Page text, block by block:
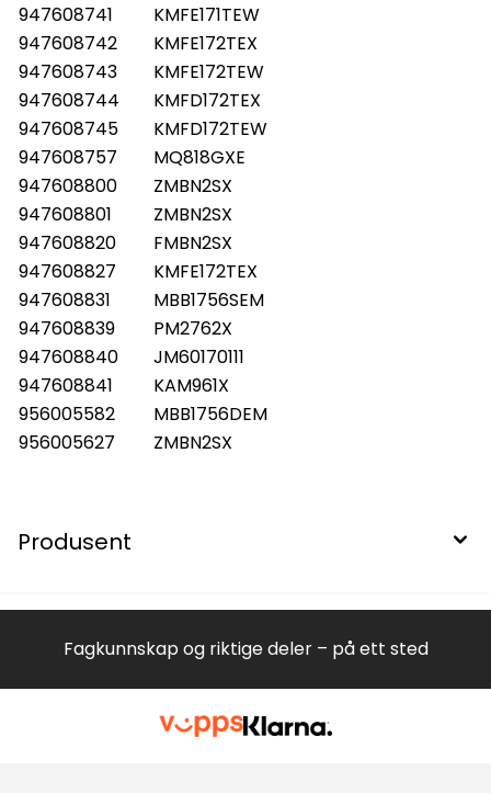
947608741
KMFE171TEW
947608742
KMFE172TEX
947608743
KMFE172TEW
947608744
KMFD172TEX
947608745
KMFD172TEW
947608757
MQ818GXE
947608800
ZMBN2SX
947608801
ZMBN2SX
947608820
FMBN2SX
947608827
KMFE172TEX
947608831
MBB1756SEM
947608839
PM2762X
947608840
JM60170111
947608841
KAM961X
956005582
MBB1756DEM
956005627
ZMBN2SX
Produsent
Fagkunnskap og riktige deler – på ett sted